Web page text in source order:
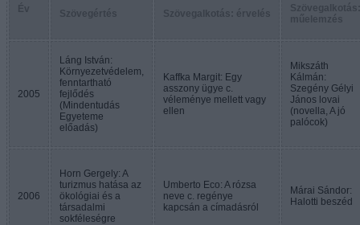
2005
Láng István:
Környezetvédelem,
fenntartható
fejlődés
(Mindentudás
Egyeteme
előadás)
Kaffka Margit: Egy
asszony ügye c.
véleménye mellett vagy
ellen
Mikszáth
Kálmán:
Szegény Gélyi
János lovai
(novella, A jó
palócok)
2006
Horn Gergely: A
turizmus hatása az
ökológiai és a
társadalmi
sokféleségre
Umberto Eco: A rózsa
neve c. regénye
kapcsán a címadásról
Márai Sándor:
Halotti beszéd